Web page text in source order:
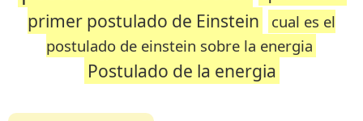
primer postulado de Einstein
cual es el
postulado de einstein sobre la energia
Postulado de la energia